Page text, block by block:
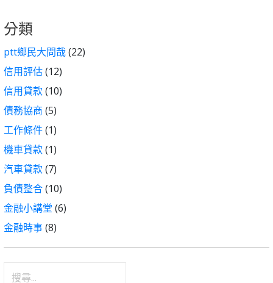
分類
ptt鄉民大問哉(22)
信用評估(12)
信用貸款(10)
債務協商 (5)
工作條件(1)
機車貸款(1)
汽車貸款(7)
負債整合(10)
金融小講堂 (6)
金融時事(8)